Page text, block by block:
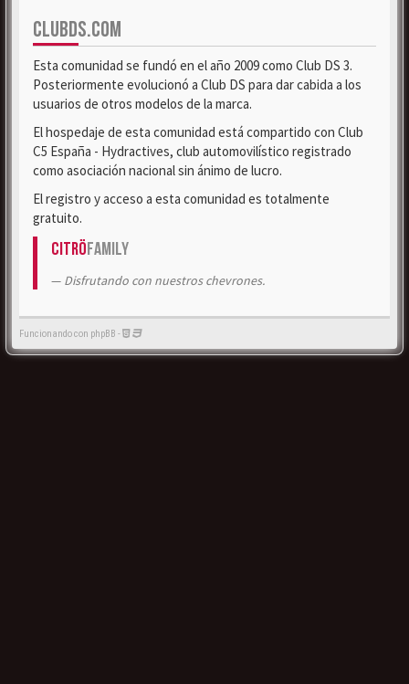
CLUBDS.COM
Esta comunidad se fundó en el año 2009 como Club DS 3.
Posteriormente evolucionó a Club DS para dar cabida a los
usuarios de otros modelos de la marca.
El hospedaje de esta comunidad está compartido con Club
C5 España - Hydractives, club automovilístico registrado
como asociación nacional sin ánimo de lucro.
El registro y acceso a esta comunidad es totalmente
gratuito.
CitröFamily
Disfrutando con nuestros chevrones.
Funcionando con phpBB -